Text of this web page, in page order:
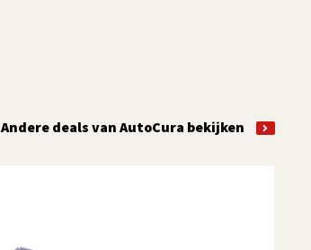
Andere deals van AutoCura bekijken